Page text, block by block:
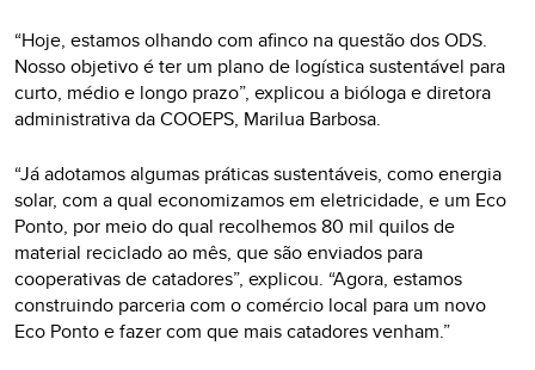
“Hoje, estamos olhando com afinco na questão dos ODS.
Nosso objetivo é ter um plano de logística sustentável para
curto, médio e longo prazo”, explicou a bióloga e diretora
administrativa da COOEPS, Marilua Barbosa.
“Já adotamos algumas práticas sustentáveis, como energia
solar, com a qual economizamos em eletricidade, e um Eco
Ponto, por meio do qual recolhemos 80 mil quilos de
material reciclado ao mês, que são enviados para
cooperativas de catadores”, explicou. “Agora, estamos
construindo parceria com o comércio local para um novo
Eco Ponto e fazer com que mais catadores venham.”